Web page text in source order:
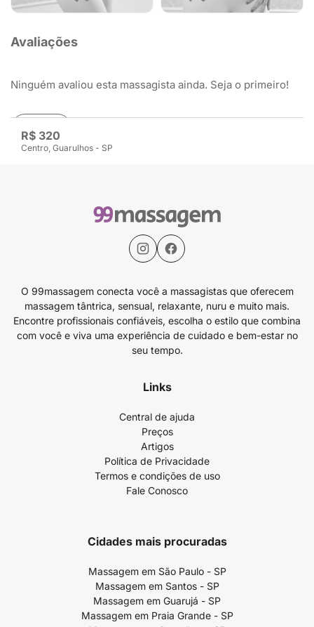
R$ 320
Centro, Guarulhos - SP
Avaliações
Ninguém avaliou esta massagista ainda. Seja o primeiro!
Avaliar
O 99massagem conecta você a massagistas que oferecem
massagem tântrica, sensual, relaxante, nuru e muito mais.
Encontre profissionais confiáveis, escolha o estilo que combina
com você e viva uma experiência de cuidado e bem-estar no
seu tempo.
Links
Central de ajuda
Preços
Artigos
Política de Privacidade
Termos e condições de uso
Fale Conosco
Cidades mais procuradas
Massagem em São Paulo - SP
Massagem em Santos - SP
Massagem em Guarujá - SP
Massagem em Praia Grande - SP